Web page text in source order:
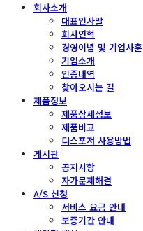
회사소개
대표인사말
회사연혁
경영이념 및 기업사훈
기업소개
인증내역
찾아오시는 길
제품정보
제품상세정보
제품비교
디스포저 사용방법
게시판
공지사항
자가문제해결
A/S 신청
서비스 요금 안내
보증기간 안내